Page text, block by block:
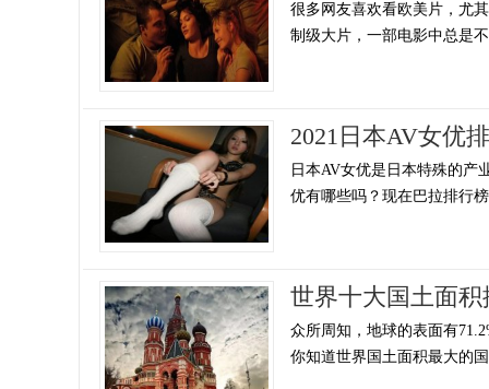
很多网友喜欢看欧美片，尤
制级大片，一部电影中总是
2021日本AV女优
日本AV女优是日本特殊的产
优有哪些吗？现在巴拉排行
世界十大国土面
众所周知，地球的表面有
你知道世界国土面积最大的